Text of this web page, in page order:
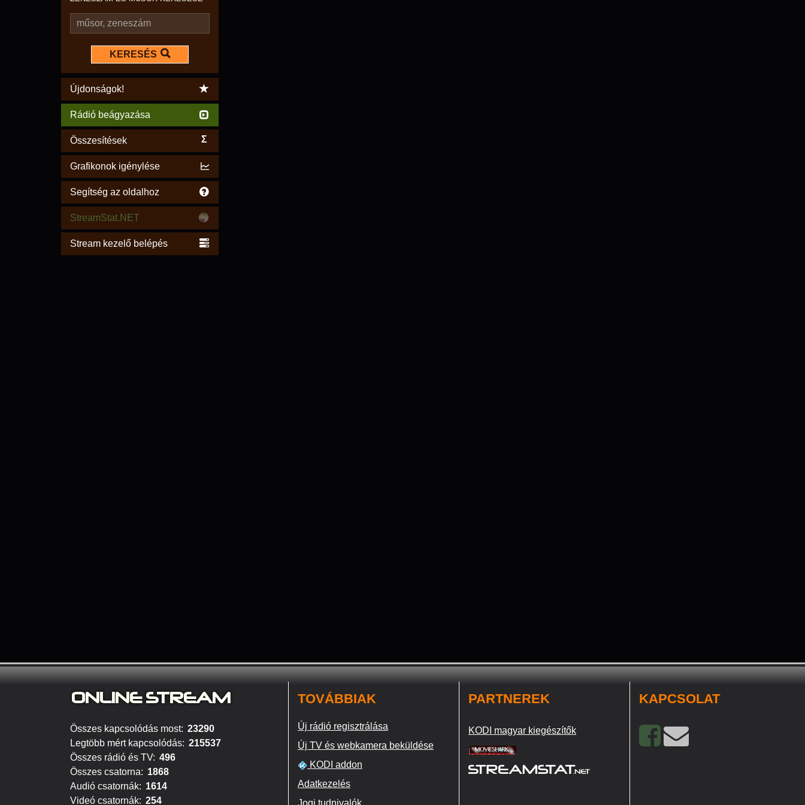
KERESÉS
Újdonságok!
Rádió beágyazása
Összesítések Σ
Grafikonok igénylése
Segítség az oldalhoz
StreamStat.NET
Stream kezelő belépés
ONLINE STREAM
Összes kapcsolódás most: 23290
Legtöbb mért kapcsolódás: 215537
Összes rádió és TV: 496
Összes csatorna: 1868
Audió csatornák: 1614
Videó csatornák: 254
TOVÁBBIAK
Új rádió regisztrálása
Új TV és webkamera beküldése
KODI addon
Adatkezelés
Jogi tudnivalók
PARTNEREK
KODI magyar kiegészítők
KAPCSOLAT